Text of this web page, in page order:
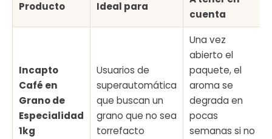
Producto Ideal para
cuenta
Incapto
Café en
Grano de
Especialidad
1kg
Usuarios de
superautomática
que buscan un
grano que no sea
torrefacto
Una vez
abierto el
paquete, el
aroma se
degrada en
pocas
semanas si no